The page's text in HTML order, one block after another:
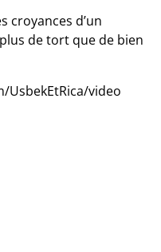
croyances d’un
de tort que de bien
UsbekEtRica/video